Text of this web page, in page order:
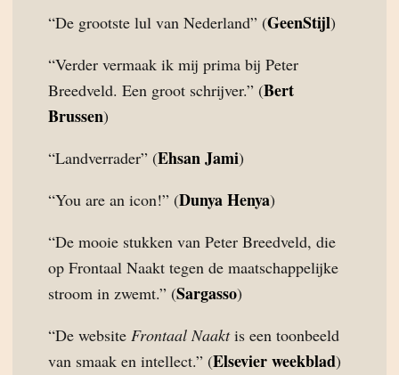
“De grootste lul van Nederland” (GeenStijl)
“Verder vermaak ik mij prima bij Peter
Breedveld. Een groot schrijver.” (Bert
Brussen)
“Landverrader” (Ehsan Jami)
“You are an icon!” (Dunya Henya)
“De mooie stukken van Peter Breedveld, die
op Frontaal Naakt tegen de maatschappelijke
stroom in zwemt.” (Sargasso)
“De website Frontaal Naaktis een toonbeeld
van smaak en intellect.” (Elsevier weekblad)